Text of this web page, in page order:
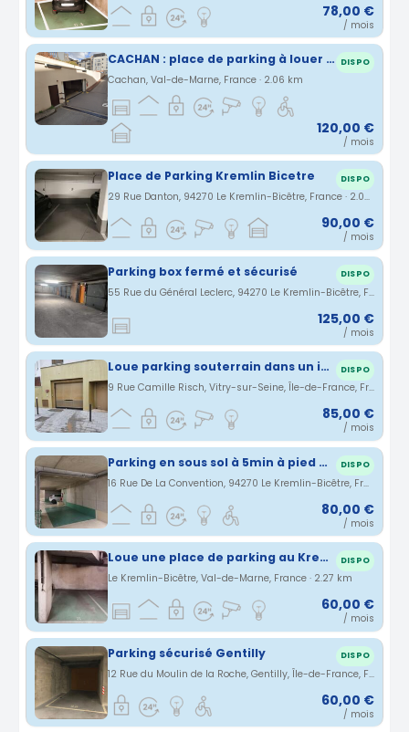
78,00 €
/ mois
CACHAN : place de parking à louer (centre-ville) DISPO
Cachan, Val-de-Marne, France · 2.06 km
120,00 €
/ mois
Place de Parking Kremlin Bicetre DISPO
29 Rue Danton, 94270 Le Kremlin-Bicêtre, France · 2.08 km
90,00 €
/ mois
Parking box fermé et sécurisé DISPO
55 Rue du Général Leclerc, 94270 Le Kremlin-Bicêtre, France · 2.14 km
125,00 €
/ mois
Loue parking souterrain dans un immeuble récent datant d'octobre 2015. DISPO
9 Rue Camille Risch, Vitry-sur-Seine, Île-de-France, France · 2.19 km
85,00 €
/ mois
Parking en sous sol à 5min à pied du métro Krémlin Bicêtre DISPO
16 Rue De La Convention, 94270 Le Kremlin-Bicêtre, France · 2.24 km
80,00 €
/ mois
Loue une place de parking au Kremlin Bicetre (94) - DISPO
Le Kremlin-Bicêtre, Val-de-Marne, France · 2.27 km
60,00 €
/ mois
Parking sécurisé Gentilly DISPO
12 Rue du Moulin de la Roche, Gentilly, Île-de-France, France · 2.29 km
60,00 €
/ mois